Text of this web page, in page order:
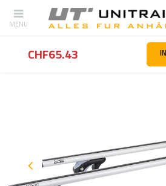
Zurück Startseite Fahrradträger
CHF65.43